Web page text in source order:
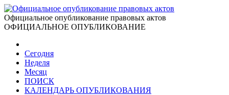
Официальное опубликование правовых актов
ОФИЦИАЛЬНОЕ ОПУБЛИКОВАНИЕ
Сегодня
Неделя
Месяц
ПОИСК
КАЛЕНДАРЬ ОПУБЛИКОВАНИЯ